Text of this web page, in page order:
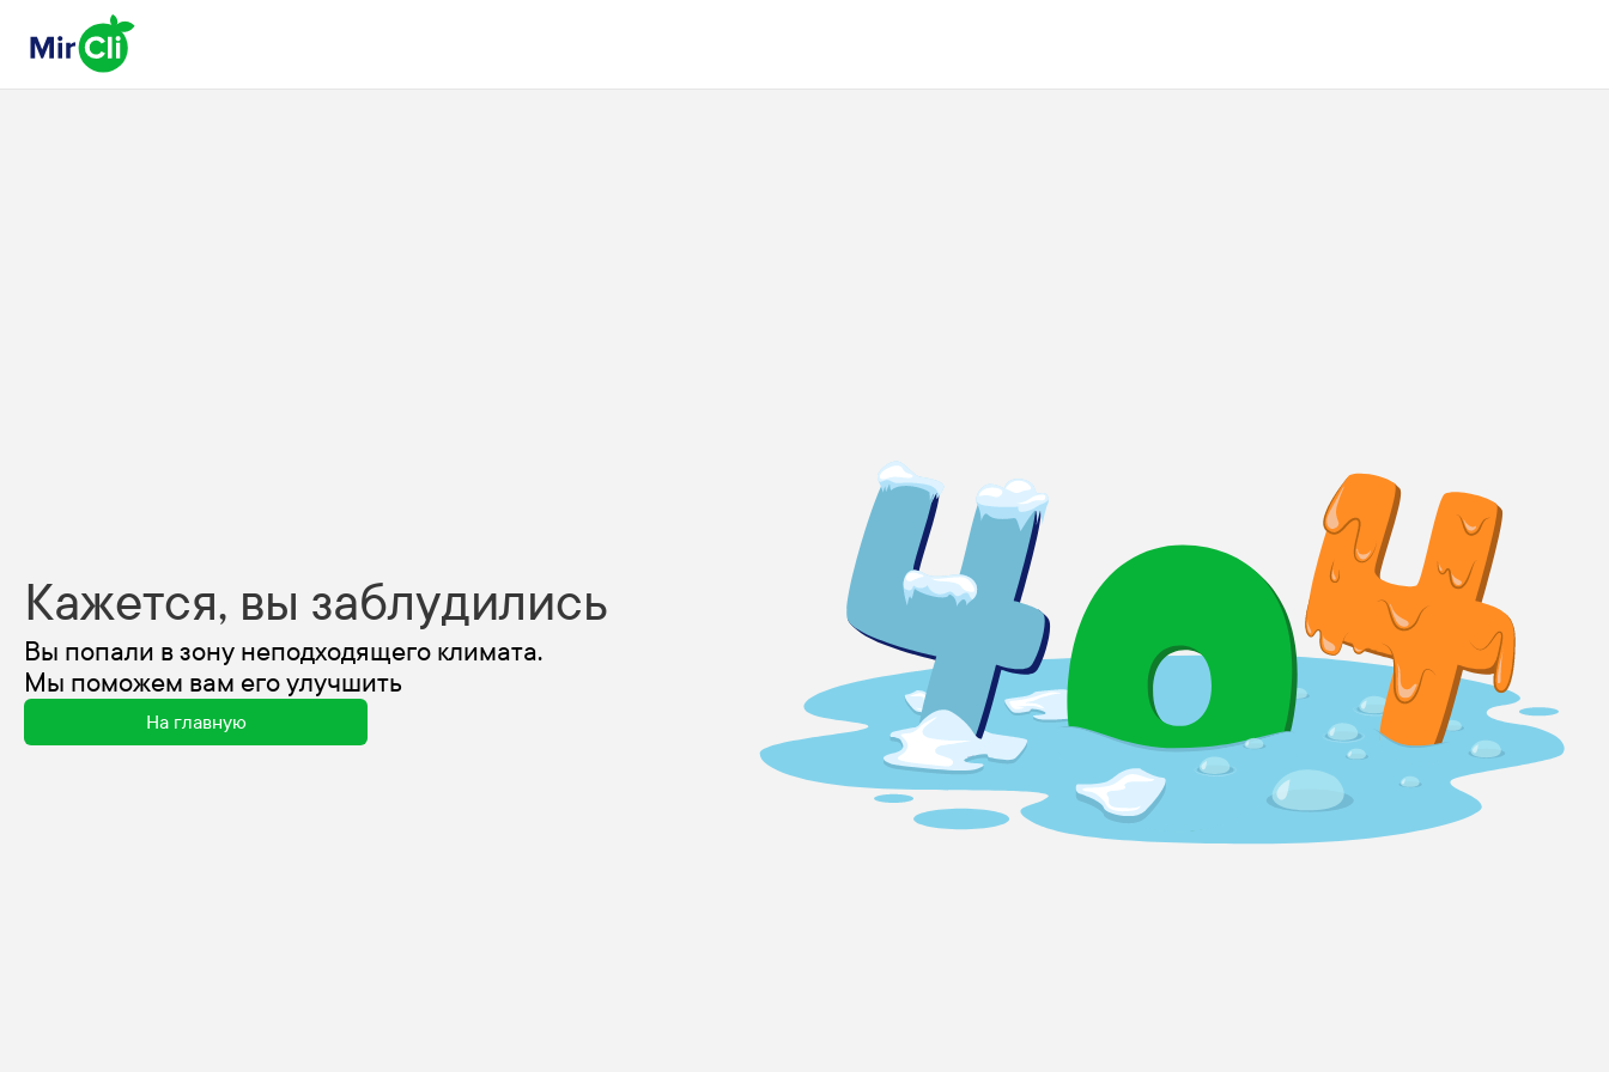
Кажется, вы заблудились
Вы попали в зону неподходящего климата.
Мы поможем вам его улучшить
На главную